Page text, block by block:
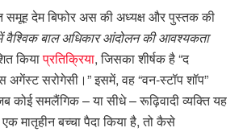
समूह देम बिफोर अस की अध्यक्ष और पुस्तक की
वैश्विक बाल अधिकार आंदोलन की आवश्यकता
कियाप्रतिक्रिया, जिसका शीर्षक है “द
अगेंस्ट सरोगेसी।” इसमें, वह “वन-स्टॉप शॉप”
कोई समलैंगिक – या सीधे – रूढ़िवादी व्यक्ति यह
मातृहीन बच्चा पैदा किया है, तो कैसे